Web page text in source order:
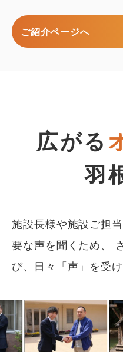
ご紹介ページへ
広がる
羽
施設長様や施設ご担
要な声を聞くため、
び、日々「声」を受